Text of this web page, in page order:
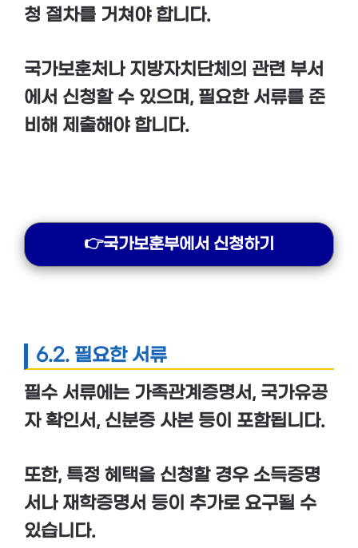
청 절차를 거쳐야 합니다.
국가보훈처 나 지방자치단체 의 관련 부서
에서 신청할 수 있으며, 필요한 서류를 준
비해 제출해야 합니다.
👉국가보훈부에서 신청하기
6.2. 필요한 서류
필수 서류에는 가족관계증명서, 국가유공
자 확인서, 신분증 사본 등이 포함됩니다.
또한, 특정 혜택을 신청할 경우 소득증명
서 나 재학증명서 등이 추가로 요구될 수
있습니다.